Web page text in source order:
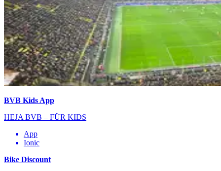
BVB Kids App
HEJA BVB – FÜR KIDS
App
Ionic
Bike Discount